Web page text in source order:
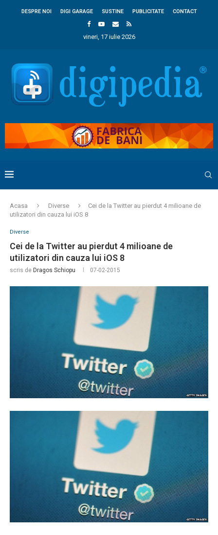
DESPRE NOI DIGI GARAGE SUSTINE PUBLICITATE CONTACT
vineri, 17 iulie 2026
Acasa Diverse
Cei de la Twitter au pierdut 4 milioane de
utilizatori din cauza lui iOS 8
Diverse
Cei de la Twitter au pierdut 4 milioane de
utilizatori din cauza lui iOS 8
scris de Dragos Schiopu 07-02-2015